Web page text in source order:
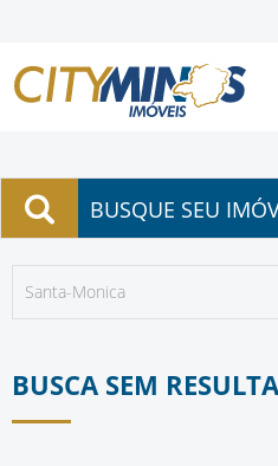
BUSQUE SEU
Santa-Monica
BUSCA SEM